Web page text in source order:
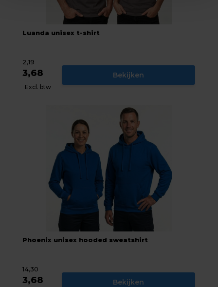
Luanda unisex t-shirt
2,19
3,68
Excl. btw
Bekijken
Phoenix unisex hooded sweatshirt
14,30
3,68 Bekijken